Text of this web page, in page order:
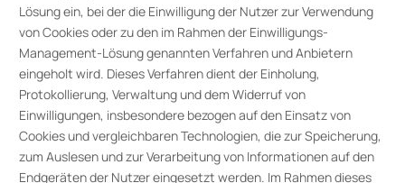
Lösung ein, bei der die Einwilligung der Nutzer zur Verwendung
von Cookies oder zu den im Rahmen der Einwilligungs-
Management-Lösung genannten Verfahren und Anbietern
eingeholt wird. Dieses Verfahren dient der Einholung,
Protokollierung, Verwaltung und dem Widerruf von
Einwilligungen, insbesondere bezogen auf den Einsatz von
Cookies und vergleichbaren Technologien, die zur Speicherung,
zum Auslesen und zur Verarbeitung von Informationen auf den
Endgeräten der Nutzer eingesetzt werden. Im Rahmen dieses